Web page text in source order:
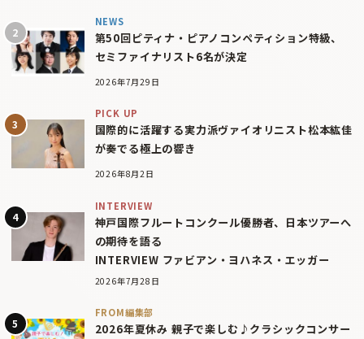
NEWS
第50回ピティナ・ピアノコンペティション特級、
セミファイナリスト6名が決定
2026年7月29日
PICK UP
国際的に活躍する実力派ヴァイオリニスト松本紘佳
が奏でる極上の響き
2026年8月2日
INTERVIEW
神戸国際フルートコンクール優勝者、日本ツアーへ
の期待を語る
INTERVIEW ファビアン・ヨハネス・エッガー
2026年7月28日
FROM編集部
2026年夏休み 親子で楽しむ♪クラシックコンサー